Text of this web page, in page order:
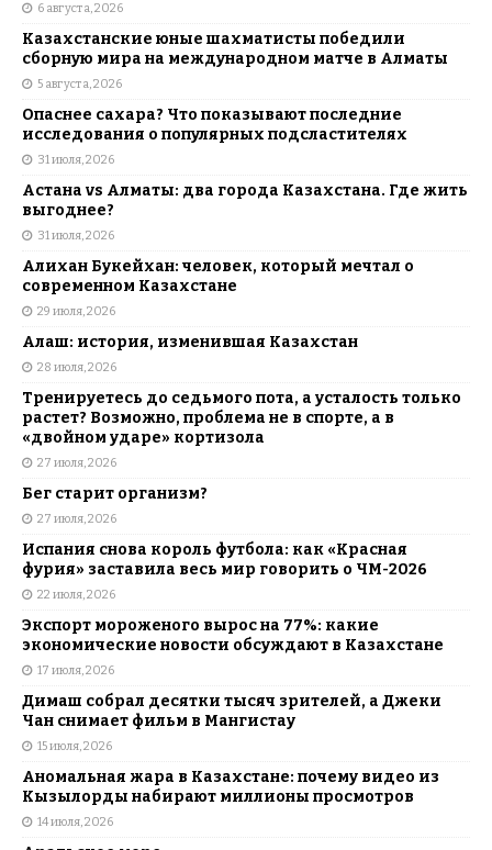
6 августа, 2026
Казахстанские юные шахматисты победили
сборную мира на международном матче в Алматы
5 августа, 2026
Опаснее сахара? Что показывают последние
исследования о популярных подсластителях
31 июля, 2026
Астана vs Алматы: два города Казахстана. Где жить
выгоднее?
31 июля, 2026
Алихан Букейхан: человек, который мечтал о
современном Казахстане
29 июля, 2026
Алаш: история, изменившая Казахстан
28 июля, 2026
Тренируетесь до седьмого пота, а усталость только
растет? Возможно, проблема не в спорте, а в
«двойном ударе» кортизола
27 июля, 2026
Бег старит организм?
27 июля, 2026
Испания снова король футбола: как «Красная
фурия» заставила весь мир говорить о ЧМ-2026
22 июля, 2026
Экспорт мороженого вырос на 77%: какие
экономические новости обсуждают в Казахстане
17 июля, 2026
Димаш собрал десятки тысяч зрителей, а Джеки
Чан снимает фильм в Мангистау
15 июля, 2026
Аномальная жара в Казахстане: почему видео из
Кызылорды набирают миллионы просмотров
14 июля, 2026